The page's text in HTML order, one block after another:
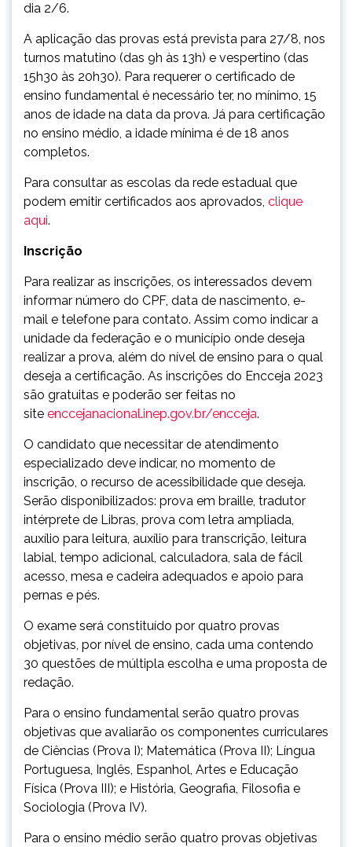
dia 2/6.
A aplicação das provas está prevista para 27/8, nos
turnos matutino (das 9h às 13h) e vespertino (das
15h30 às 20h30). Para requerer o certificado de
ensino fundamental é necessário ter, no mínimo, 15
anos de idade na data da prova. Já para certificação
no ensino médio, a idade mínima é de 18 anos
completos.
Para consultar as escolas da rede estadual que
podem emitir certificados aos aprovados, clique
aqui.
Inscrição
Para realizar as inscrições, os interessados devem
informar número do CPF, data de nascimento, e-
mail e telefone para contato. Assim como indicar a
unidade da federação e o município onde deseja
realizar a prova, além do nível de ensino para o qual
deseja a certificação. As inscrições do Encceja 2023
são gratuitas e poderão ser feitas no
site enccejanacional.inep.gov.br/encceja.
O candidato que necessitar de atendimento
especializado deve indicar, no momento de
inscrição, o recurso de acessibilidade que deseja.
Serão disponibilizados: prova em braille, tradutor
intérprete de Libras, prova com letra ampliada,
auxílio para leitura, auxílio para transcrição, leitura
labial, tempo adicional, calculadora, sala de fácil
acesso, mesa e cadeira adequados e apoio para
pernas e pés.
O exame será constituído por quatro provas
objetivas, por nível de ensino, cada uma contendo
30 questões de múltipla escolha e uma proposta de
redação.
Para o ensino fundamental serão quatro provas
objetivas que avaliarão os componentes curriculares
de Ciências (Prova I); Matemática (Prova II); Língua
Portuguesa, Inglês, Espanhol, Artes e Educação
Física (Prova III); e História, Geografia, Filosofia e
Sociologia (Prova IV).
Para o ensino médio serão quatro provas objetivas